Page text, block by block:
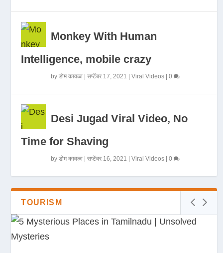
Monkey With Human
Intelligence, mobile crazy
byडोम कावळा |सप्टेंबर 17, 2021 |Viral Videos |0
Desi Jugad Viral Video, No
Time for Shaving
byडोम कावळा |सप्टेंबर 16, 2021 |Viral Videos |0
TOURISM